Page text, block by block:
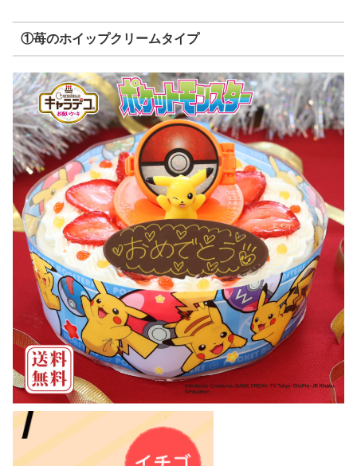
①苺のホイップクリームタイプ